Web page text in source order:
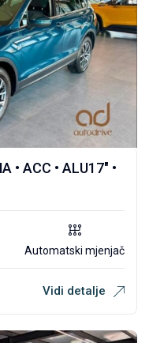
• ACC • ALU17″ •
Automatski mjenjač
Vidi detalje